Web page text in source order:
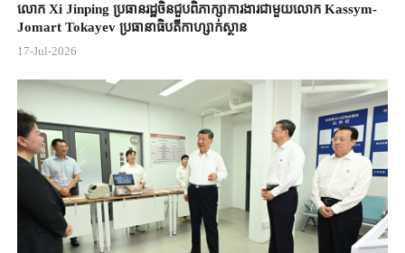
លោក Xi Jinping ប្រធានរដ្ឋចិន​ជួបពិភាក្សា​ការងារជាមួយ​លោក Kassym-
Jomart ​Tokayev ​ប្រធានាធិបតី​កាហ្សាក់ស្ថាន​
17-Jul-2026